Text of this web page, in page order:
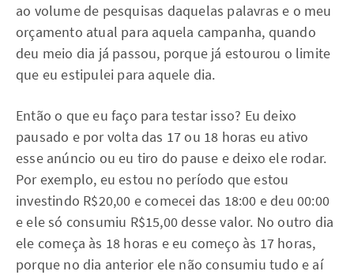
ao volume de pesquisas daquelas palavras e o meu
orçamento atual para aquela campanha, quando
deu meio dia já passou, porque já estourou o limite
que eu estipulei para aquele dia.
Então o que eu faço para testar isso? Eu deixo
pausado e por volta das 17 ou 18 horas eu ativo
esse anúncio ou eu tiro do pause e deixo ele rodar.
Por exemplo, eu estou no período que estou
investindo R$20,00 e comecei das 18:00 e deu 00:00
e ele só consumiu R$15,00 desse valor. No outro dia
ele começa às 18 horas e eu começo às 17 horas,
porque no dia anterior ele não consumiu tudo e aí